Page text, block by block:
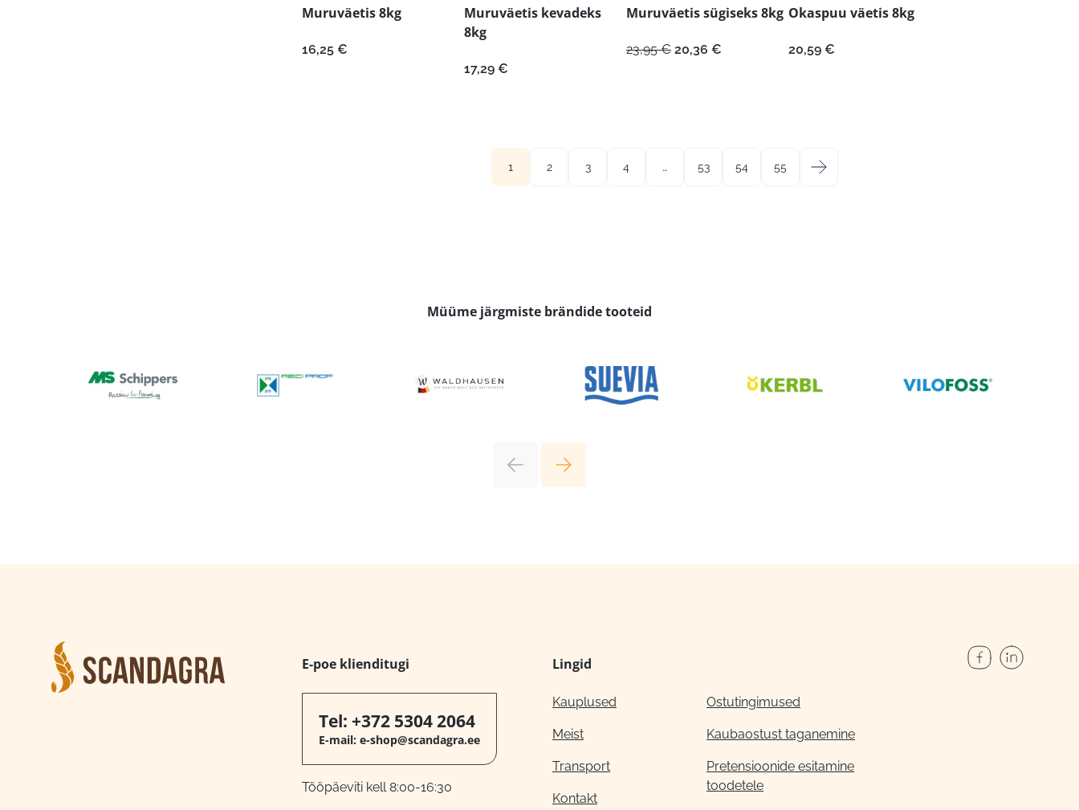
Muruväetis 8kg
16,25 €
Muruväetis kevadeks
8kg
17,29 €
Muruväetis sügiseks 8kg
23,95€ Algne
20,36 €
Okaspuu väetis 8kg
20,59 €
1 2 3 4 … 53 54 55 →
Müüme järgmiste brändide tooteid
E-poe klienditugi
Tel: +372 5304 2064
E-mail: e-shop@scandagra.ee
Tööpäeviti kell 8:00-16:30
Lingid
Kauplused
Meist
Transport
Kontakt
Ostutingimused
Kaubaostust taganemine
Pretensioonide esitamine
toodetele